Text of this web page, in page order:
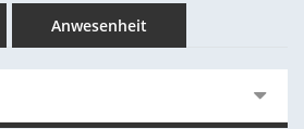
Anwesenheit